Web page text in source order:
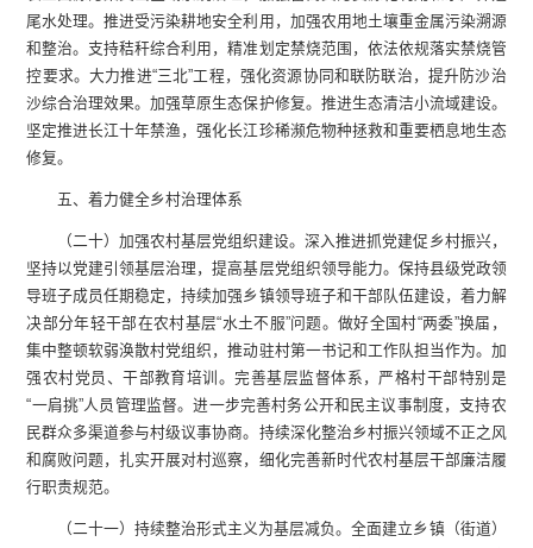
尾水处理。推进受污染耕地安全利用，加强农用地土壤重金属污染溯源
和整治。支持秸秆综合利用，精准划定禁烧范围，依法依规落实禁烧管
控要求。大力推进“三北”工程，强化资源协同和联防联治，提升防沙治
沙综合治理效果。加强草原生态保护修复。推进生态清洁小流域建设。
坚定推进长江十年禁渔，强化长江珍稀濒危物种拯救和重要栖息地生态
修复。
五、着力健全乡村治理体系
（二十）加强农村基层党组织建设。深入推进抓党建促乡村振兴，
坚持以党建引领基层治理，提高基层党组织领导能力。保持县级党政领
导班子成员任期稳定，持续加强乡镇领导班子和干部队伍建设，着力解
决部分年轻干部在农村基层“水土不服”问题。做好全国村“两委”换届，
集中整顿软弱涣散村党组织，推动驻村第一书记和工作队担当作为。加
强农村党员、干部教育培训。完善基层监督体系，严格村干部特别是
“一肩挑”人员管理监督。进一步完善村务公开和民主议事制度，支持农
民群众多渠道参与村级议事协商。持续深化整治乡村振兴领域不正之风
和腐败问题，扎实开展对村巡察，细化完善新时代农村基层干部廉洁履
行职责规范。
（二十一）持续整治形式主义为基层减负。全面建立乡镇（街道）